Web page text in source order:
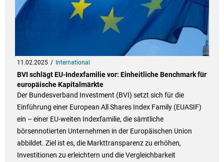
11.02.2025 International
BVI schlägt EU-Indexfamilie vor: Einheitliche Benchmark für
europäische Kapitalmärkte
Der Bundesverband Investment (BVI) setzt sich für die
Einführung einer European All Shares Index Family (EUASIF)
ein – einer EU-weiten Indexfamilie, die sämtliche
börsennotierten Unternehmen in der Europäischen Union
abbildet. Ziel ist es, die Markttransparenz zu erhöhen,
Investitionen zu erleichtern und die Vergleichbarkeit